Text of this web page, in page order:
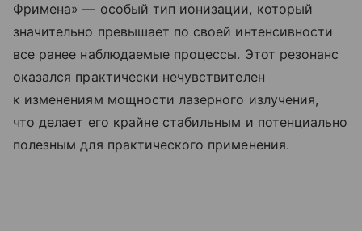
Фримена» — особый тип ионизации, который
значительно превышает по своей интенсивности
все ранее наблюдаемые процессы. Этот резонанс
оказался практически нечувствителен
к изменениям мощности лазерного излучения,
что делает его крайне стабильным и потенциально
полезным для практического применения.